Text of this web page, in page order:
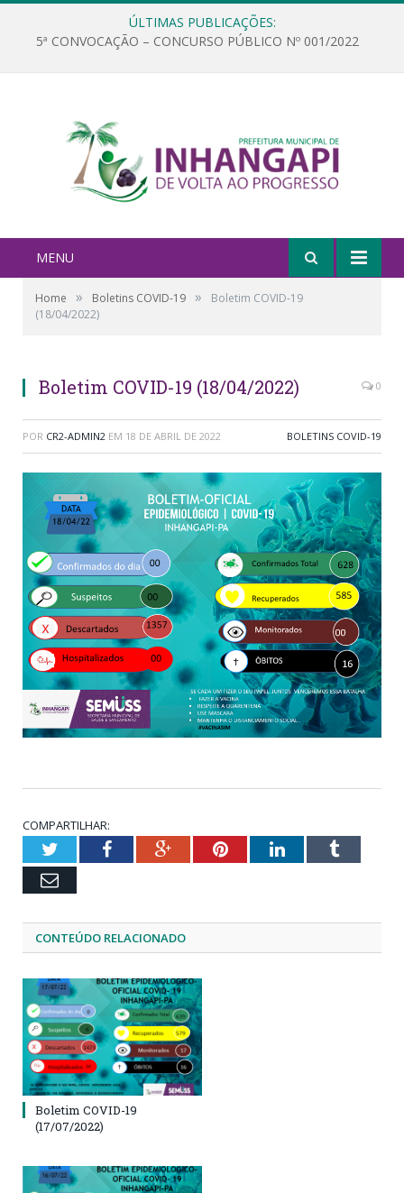
ÚLTIMAS PUBLICAÇÕES:
5ª CONVOCAÇÃO – CONCURSO PÚBLICO Nº 001/2022
MENU
Home » Boletins COVID-19 »
Boletim COVID-19
(18/04/2022)
Boletim COVID-19 (18/04/2022) 0
POR CR2-ADMIN2 EM 18 DE ABRIL DE 2022 BOLETINS COVID-19
COMPARTILHAR:
TwitterFacebookGoogle+PinterestLinkedInTumblr
Email
CONTEÚDO RELACIONADO
Boletim COVID-19
(17/07/2022)